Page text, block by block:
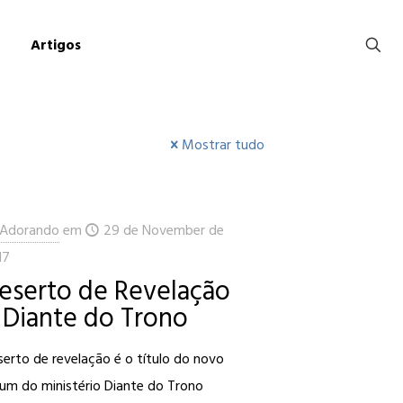
Artigos
Mostrar tudo
em
29 de November de
de Revelação
do Trono
de revelação é o título do novo
do ministério Diante do Trono